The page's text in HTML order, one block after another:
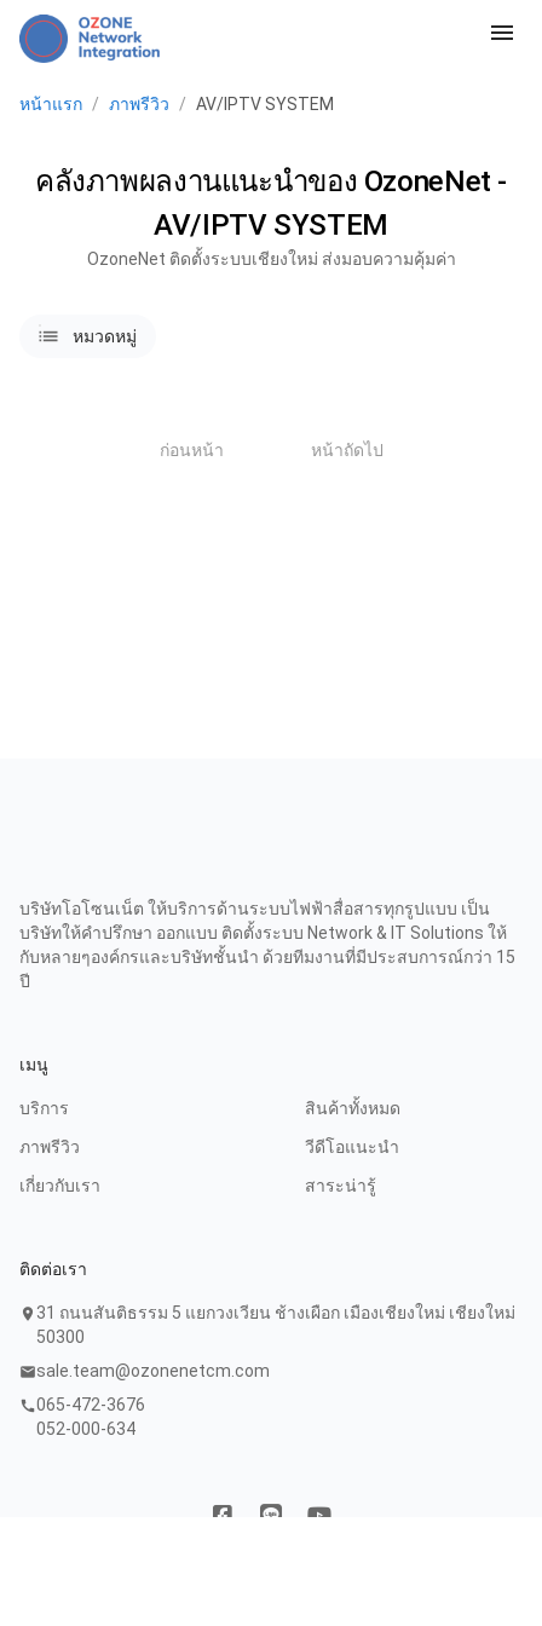
menu
หน้าแรก / ภาพรีวิว / AV/IPTV SYSTEM
คลังภาพผลงานแนะนำของ OzoneNet -
AV/IPTV SYSTEM
OzoneNet ติดตั้งระบบเชียงใหม่ ส่งมอบความคุ้มค่า
listsหมวดหมู่
ก่อนหน้า หน้าถัดไป
บริษัทโอโซนเน็ต ให้บริการด้านระบบไฟฟ้าสื่อสารทุกรูปแบบ เป็น
บริษัทให้คำปรึกษา ออกแบบ ติดตั้งระบบ Network & IT Solutions ให้
กับหลายๆองค์กรและบริษัทชั้นนำ ด้วยทีมงานที่มีประสบการณ์กว่า 15
ปี
เมนู
บริการ
สินค้าทั้งหมด
ภาพรีวิว
วีดีโอแนะนำ
เกี่ยวกับเรา
สาระน่ารู้
ติดต่อเรา
location_on 31 ถนนสันติธรรม 5 แยกวงเวียน ช้างเผือก เมืองเชียงใหม่ เชียงใหม่
50300
mailsale.team@ozonenetcm.com
call065-472-3676
052-000-634